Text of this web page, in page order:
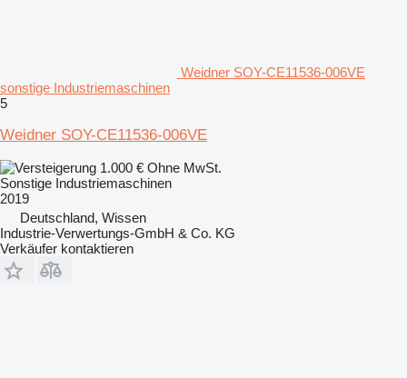
Weidner SOY-CE11536-006VE
sonstige Industriemaschinen
5
Weidner SOY-CE11536-006VE
1.000 € Ohne MwSt.
Sonstige Industriemaschinen
2019
Deutschland, Wissen
Industrie-Verwertungs-GmbH & Co. KG
Verkäufer kontaktieren